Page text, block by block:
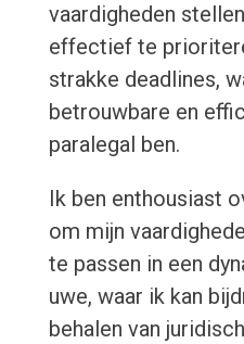
vaardigheden
effectief te
strakke deadlines,
betrouwbare en
paralegal ben.
Ik ben enthousiast
om mijn
te passen in een
uwe, waar ik kan
behalen van